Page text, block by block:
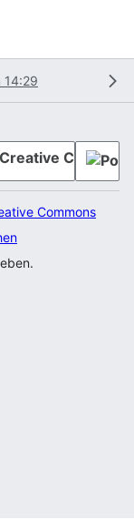
14:29
Commons